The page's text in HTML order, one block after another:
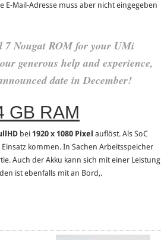
Mail-Adresse muss aber nicht eingegeben
7 Nougat ROM for your UMi
generous help and experience,
date in December!
GB RAM
bei 1920 x 1080 Pixel auflöst. Als SoC
kommen. In Sachen Arbeitsspeicher
Auch der Akku kann sich mit einer Leistung
ist ebenfalls mit an Bord,.